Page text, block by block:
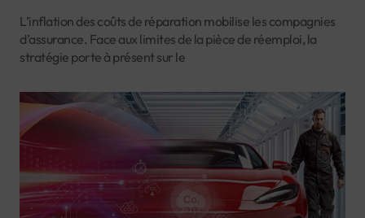
L’inflation des coûts de réparation mobilise les compagnies
d’assurance. Face aux limites de la pièce de réemploi, la
stratégie porte à présent sur le